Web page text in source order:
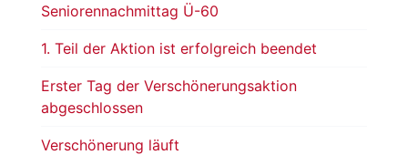
Seniorennachmittag Ü-60
1. Teil der Aktion ist erfolgreich beendet
Erster Tag der Verschönerungsaktion
abgeschlossen
Verschönerung läuft